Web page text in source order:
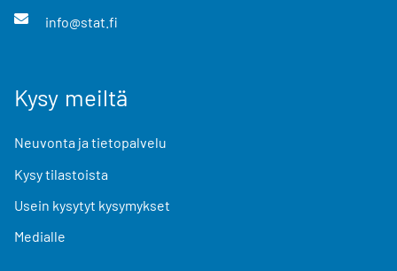
info@stat.fi
Kysy meiltä
Neuvonta ja tietopalvelu
Kysy tilastoista
Usein kysytyt kysymykset
Medialle